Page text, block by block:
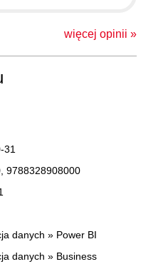
więcej opinii »
31
9788328908000
danych » Power BI
danych » Business